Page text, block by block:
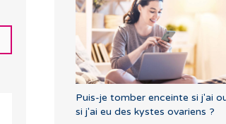
Puis-je tomber enceinte si j'ai
si j'ai eu des kystes ovariens ?